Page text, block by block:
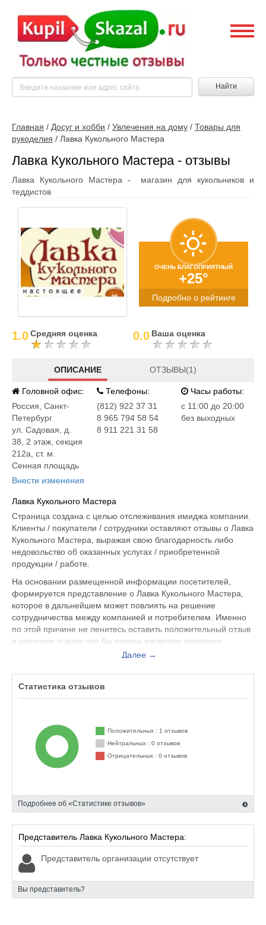
Найти
Главная / Досуг и хобби / Увлечения на дому / Товары для
рукоделия / Лавка Кукольного Мастера
Лавка Кукольного Мастера - отзывы
Лавка Кукольного Мастера - магазин для кукольников и
теддистов
ОЧЕНЬ БЛАГОПРИЯТНЫЙ
+25°
Подробно о рейтинге
1.0Средняя оценка 0.0 Ваша оценка
ОПИСАНИЕ ОТЗЫВЫ(1)
Головной офис:
Россия Санкт-
Петербург
ул. Садовая, д.
38, 2 этаж, секция
212а, ст. м.
Сенная площадь
Внести изменения
Телефоны:
(812) 922 37 31
8 965 794 58 54
8 911 221 31 58
Часы работы:
c 11:00 до 20:00
без выходных
Лавка Кукольного Мастера
Страница создана с целью отслеживания имиджа компании.
Клиенты / покупатели / сотрудники оставляют отзывы о Лавка
Кукольного Мастера, выражая свою благодарность либо
недовольство об оказанных услугах / приобретенной
продукции / работе.
На основании размещенной информации посетителей,
формируется представление о Лавка Кукольного Мастера,
которое в дальнейшем может повлиять на решение
сотрудничества между компанией и потребителем. Именно
по этой причине не ленитесь оставить положительный отзыв
и хорошую оценку что бы помочь развитию компании.
Если у Вас случился неприятный инцидент с
не только на официальном сайте kuklyspb.ru, но и здесь.
Лавка Кукольного Мастера находится по адресу Санкт-
Петербург ул. Садовая, д. 38, 2 этаж, секция 212а, ст. м.
Сенная площадь, вы можете поделиться впечатлением от
посещения данного заведения с будущими посетителями.
Далее →
Статистика отзывов
Положительных : 1 отзывов
Нейтральных : 0 отзывов
Отрицательных : 0 отзывов
Подробнее об «Статистике отзывов»
Представитель Лавка Кукольного Мастера:
Представитель организации отсутствует
Вы представитель?